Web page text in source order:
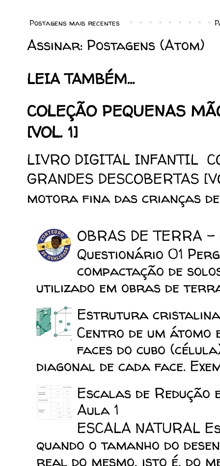
Postagens mais recentes
Assinar: Postagens (Atom)
LEIA TAMBÉM...
COLEÇÃO PEQUENAS
[VOL. 1]
LIVRO DIGITAL INFANTIL
GRANDES DESCOBERTAS
motora fina das crianças
OBRAS DE TERRA -
Questionário 01
compactação de
utilizado em obras de
Estrutura cristalina
Centro de um átomo
faces do cubo
diagonal de cada face.
Escalas de
Aula 1
ESCALA
quando o tamanho do
real do mesmo, isto é, do